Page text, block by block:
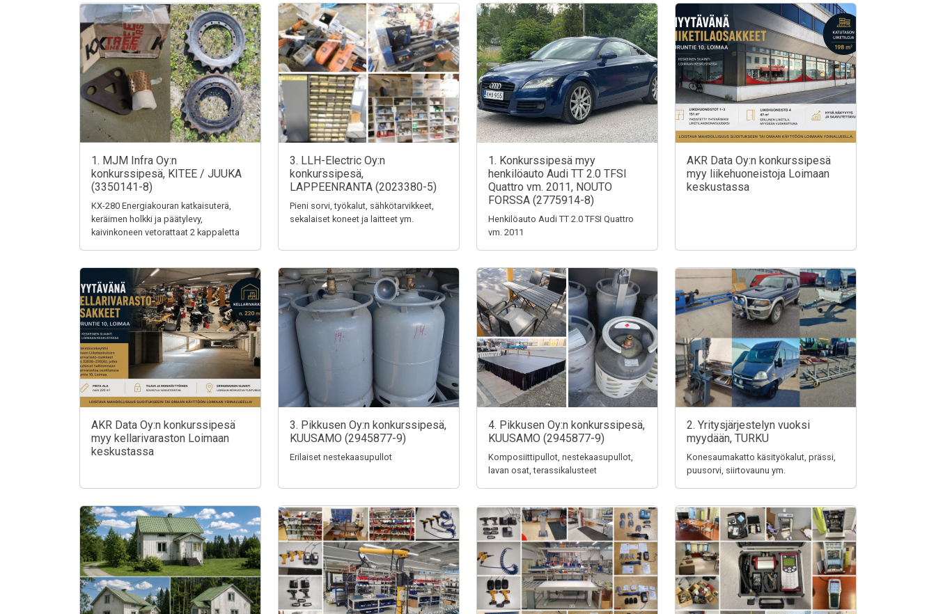
1. MJM Infra Oy:n
konkurssipesä, KITEE / JUUKA
(3350141-8)
KX-280 Energiakouran katkaisuterä,
keräimen holkki ja päätylevy,
kaivinkoneen vetorattaat 2 kappaletta
3. LLH-Electric Oy:n
konkurssipesä,
LAPPEENRANTA (2023380-5)
Pieni sorvi, työkalut, sähkötarvikkeet,
sekalaiset koneet ja laitteet ym.
1. Konkurssipesä myy
henkilöauto Audi TT 2.0 TFSI
Quattro vm. 2011, NOUTO
FORSSA (2775914-8)
Henkilöauto Audi TT 2.0 TFSI Quattro
vm. 2011
AKR Data Oy:n konkurssipesä
myy liikehuoneistoja Loimaan
keskustassa
AKR Data Oy:n konkurssipesä
myy kellarivaraston Loimaan
keskustassa
3. Pikkusen Oy:n konkurssipesä,
KUUSAMO (2945877-9)
Erilaiset nestekaasupullot
4. Pikkusen Oy:n konkurssipesä,
KUUSAMO (2945877-9)
Komposiittipullot, nestekaasupullot,
lavan osat, terassikalusteet
2. Yritysjärjestelyn vuoksi
myydään, TURKU
Konesaumakatto käsityökalut, prässi,
puusorvi, siirtovaunu ym.